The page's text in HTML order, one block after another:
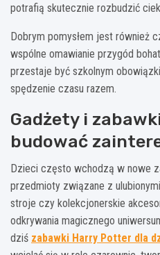
potrafią skutecznie rozbudzić
Dobrym pomysłem jest również
wspólne omawianie przygód
przestaje być szkolnym
spędzenie czasu razem.
Gadżety i
budować
Dzieci często wchodzą w nowe
przedmioty związane z
stroje czy kolekcjonerskie
odkrywania magicznego
dziś zabawki Harry Potter dla